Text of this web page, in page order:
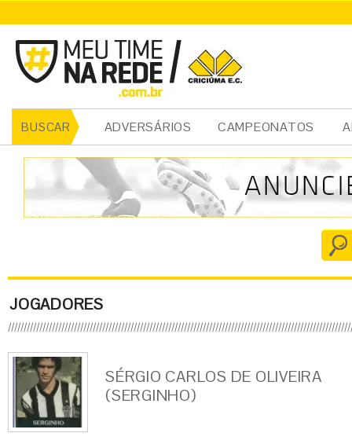
BUSCAR ADVERSÁRIOS CAMPEONATOS
JOGADORES
SÉRGIO CARLOS DE OLIVEIRA
(SERGINHO)